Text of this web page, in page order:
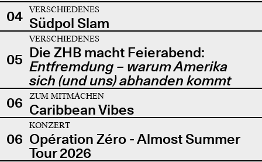
04 VERSCHIEDENES
Südpol Slam
05
VERSCHIEDENES
Die ZHB macht Feierabend:
Entfremdung – warum Amerika
sich (und uns) abhanden kommt
06
ZUM MITMACHEN
Caribbean Vibes
06
KONZERT
Opération Zéro - Almost Summer
Tour 2026